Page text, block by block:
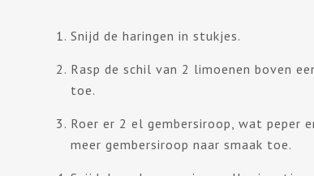
Snijd de haringen in stukjes.
Rasp de schil van 2 limoenen boven
toe.
Roer er 2 el gembersiroop, wat peper
meer gembersiroop naar smaak toe.